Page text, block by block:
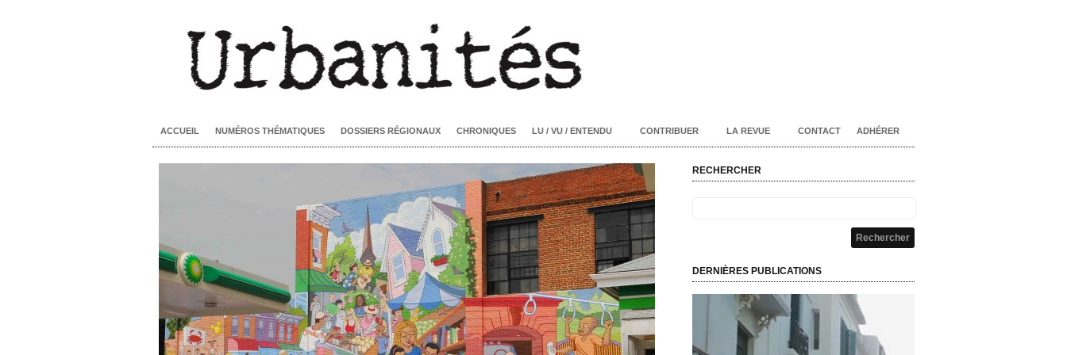
ACCUEIL NUMÉROS THÉMATIQUES DOSSIERS RÉGIONAUX CHRONIQUES LU / VU / ENTENDU CONTRIBUER LA REVUE CONTACT ADHÉRER
RECHERCHER
DERNIÈRES PUBLICATIONS